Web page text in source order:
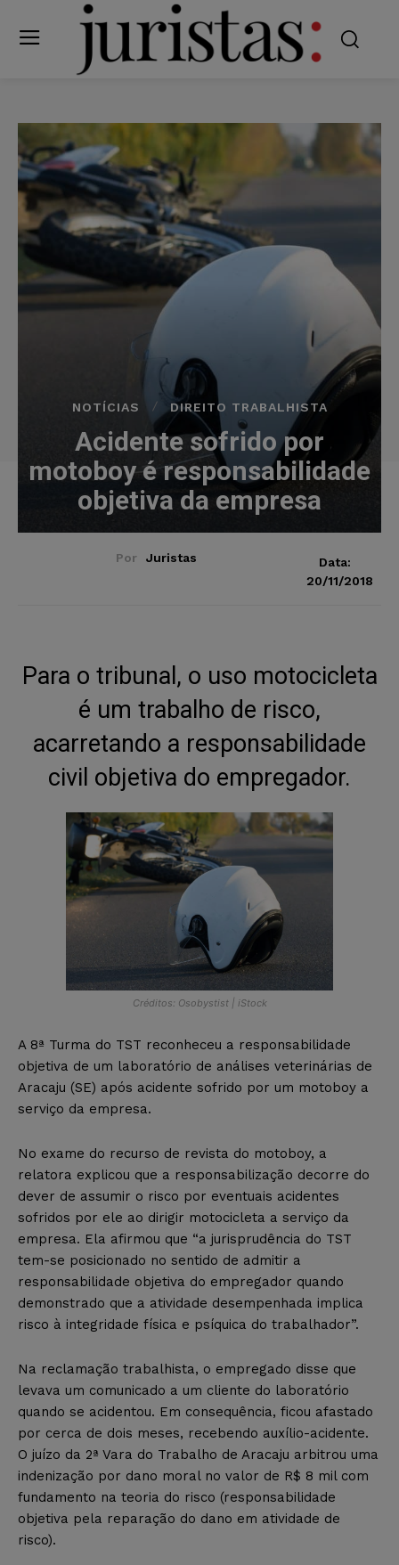
NOTÍCIAS DIREITO TRABALHISTA
Acidente sofrido por
motoboy é responsabilidade
objetiva da empresa
Por Juristas
Data:
20/11/2018
Para o tribunal, o uso motocicleta
é um trabalho de risco,
acarretando a responsabilidade
civil objetiva do empregador.
Créditos: Osobystist | iStock
A 8ª Turma do TST reconheceu a responsabilidade
objetiva de um laboratório de análises veterinárias de
Aracaju (SE) após acidente sofrido por um motoboy a
serviço da empresa.
No exame do recurso de revista do motoboy, a
relatora explicou que a responsabilização decorre do
dever de assumir o risco por eventuais acidentes
sofridos por ele ao dirigir motocicleta a serviço da
empresa. Ela afirmou que “a jurisprudência do TST
tem-se posicionado no sentido de admitir a
responsabilidade objetiva do empregador quando
demonstrado que a atividade desempenhada implica
risco à integridade física e psíquica do trabalhador”.
Na reclamação trabalhista, o empregado disse que
levava um comunicado a um cliente do laboratório
quando se acidentou. Em consequência, ficou afastado
por cerca de dois meses, recebendo auxílio-acidente.
O juízo da 2ª Vara do Trabalho de Aracaju arbitrou uma
indenização por dano moral no valor de R$ 8 mil com
fundamento na teoria do risco (responsabilidade
objetiva pela reparação do dano em atividade de
risco).